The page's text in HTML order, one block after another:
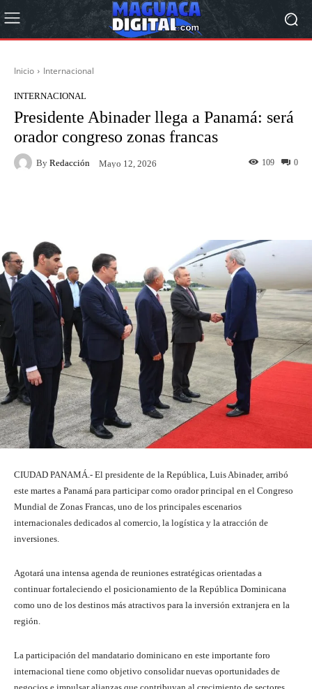
Inicio Internacional
INTERNACIONAL
Presidente Abinader llega a Panamá: será
orador congreso zonas francas
By Redacción Mayo 12, 2026 0
109
CIUDAD PANAMÁ.- El presidente de la República, Luis Abinader, arribó
este martes a Panamá para participar como orador principal en el Congreso
Mundial de Zonas Francas, uno de los principales escenarios
internacionales dedicados al comercio, la logística y la atracción de
inversiones.
Agotará una intensa agenda de reuniones estratégicas orientadas a
continuar fortaleciendo el posicionamiento de la República Dominicana
como uno de los destinos más atractivos para la inversión extranjera en la
región.
La participación del mandatario dominicano en este importante foro
internacional tiene como objetivo consolidar nuevas oportunidades de